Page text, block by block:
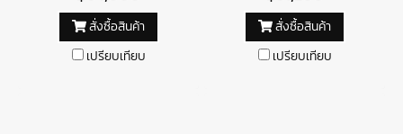
สั่งซื้อสินค้า
เปรียบเทียบ
สั่งซื้อสินค้า
เปรียบเทียบ